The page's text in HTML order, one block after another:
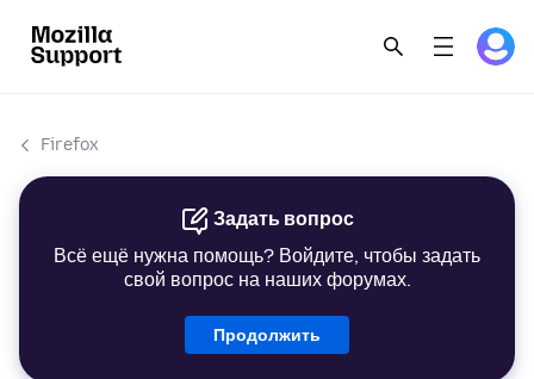
Firefox
Задать вопрос
Всё ещё нужна помощь? Войдите, чтобы задать
свой вопрос на наших форумах.
Продолжить